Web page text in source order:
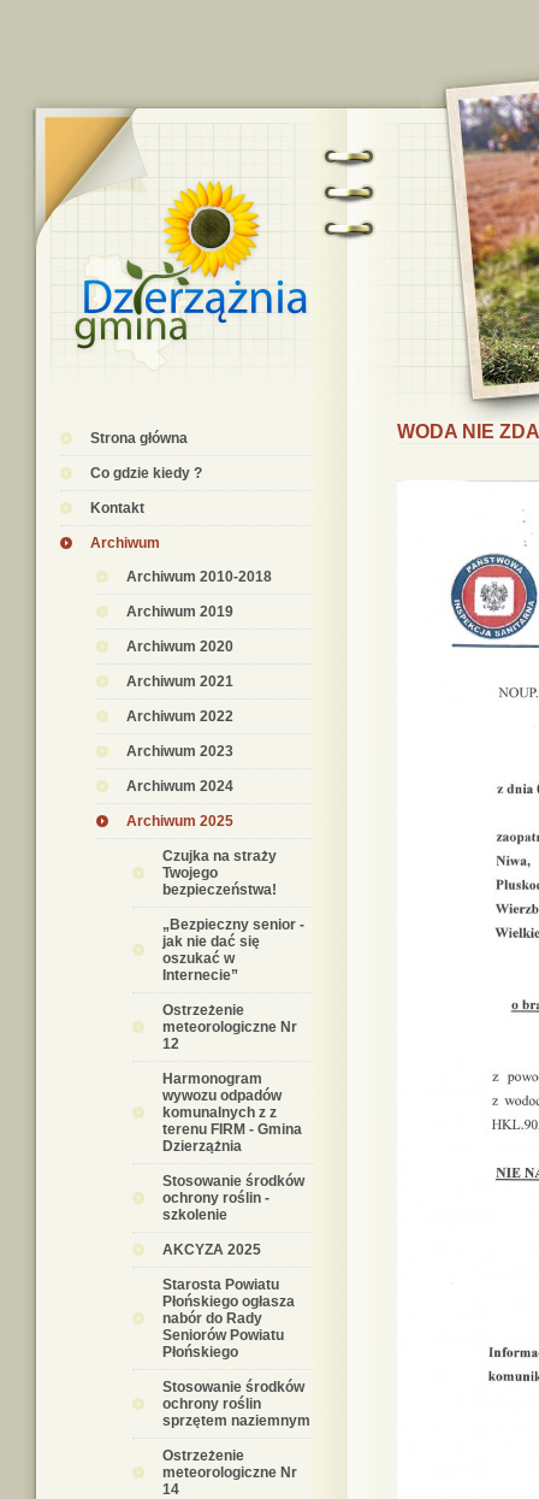
Strona główna
Co gdzie kiedy ?
Kontakt
Archiwum
Archiwum 2010-2018
Archiwum 2019
Archiwum 2020
Archiwum 2021
Archiwum 2022
Archiwum 2023
Archiwum 2024
Archiwum 2025
Czujka na straży
Twojego
bezpieczeństwa!
„Bezpieczny senior -
jak nie dać się
oszukać w
Internecie”
Ostrzeżenie
meteorologiczne Nr
12
Harmonogram
wywozu odpadów
komunalnych z z
terenu FIRM - Gmina
Dzierzążnia
Stosowanie środków
ochrony roślin -
szkolenie
AKCYZA 2025
Starosta Powiatu
Płońskiego ogłasza
nabór do Rady
Seniorów Powiatu
Płońskiego
Stosowanie środków
ochrony roślin
sprzętem naziemnym
Ostrzeżenie
meteorologiczne Nr
14
WODA NIE